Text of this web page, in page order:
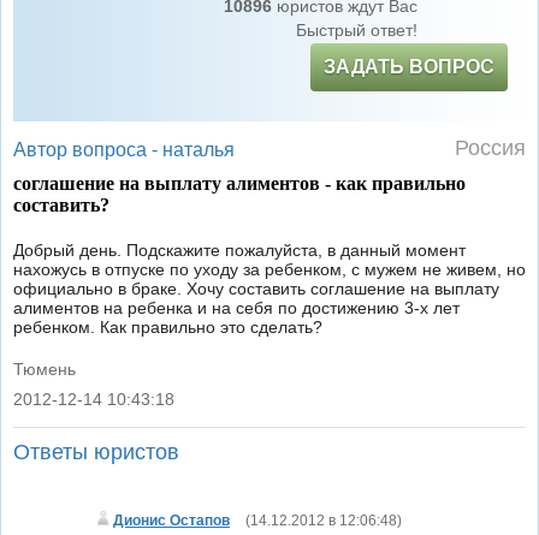
10896юристов ждут Вас
Быстрый ответ!
ЗАДАТЬ ВОПРОС
Автор вопроса - наталья Россия
соглашение на выплату алиментов - как правильно
составить?
Добрый день. Подскажите пожалуйста, в данный момент
нахожусь в отпуске по уходу за ребенком, с мужем не живем, но
официально в браке. Хочу составить соглашение на выплату
алиментов на ребенка и на себя по достижению 3-х лет
ребенком. Как правильно это сделать?
Тюмень
|
2012-12-14 10:43:18
Ответы юристов
Дионис Остапов (14.12.2012 в 12:06:48)